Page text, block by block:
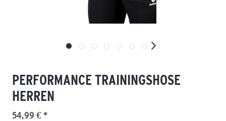
PERFORMANCE TRAININGSHOSE
HERREN
54,99 € *